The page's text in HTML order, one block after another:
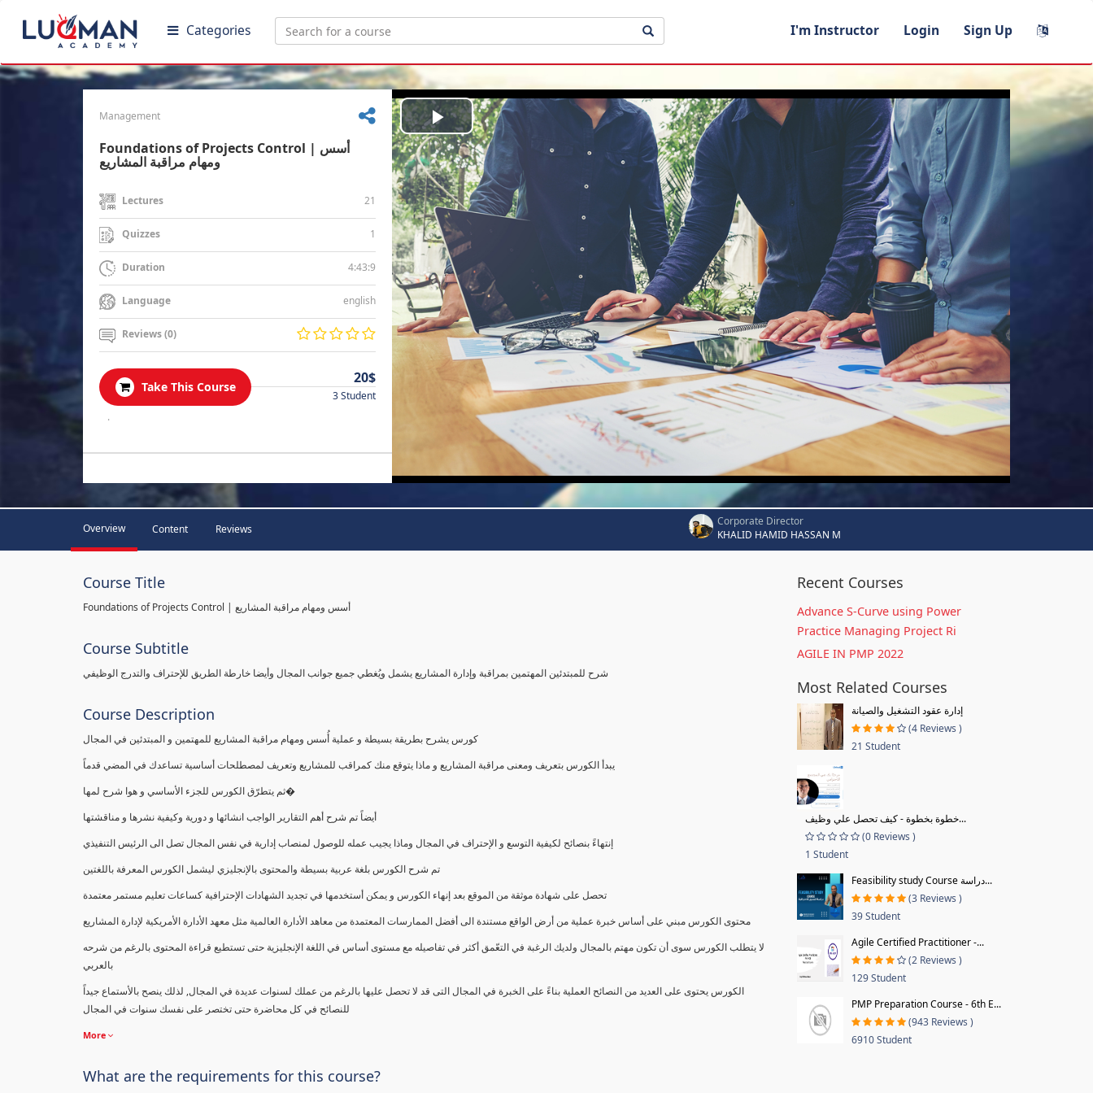
Categories I'm Instructor Login Sign Up
Management
Foundations of Projects Control | أسس
ومهام مراقبة المشاريع
Lectures 21
Quizzes 1
Duration 4:43:9
Language english
Reviews (0)
Take This Course
20$
3 Student
.
Play
Video
Overview Content Reviews
Corporate Director
KHALID HAMID HASSAN M
Course Title
Foundations of Projects Control | أسس ومهام مراقبة المشاريع
Course Subtitle
شرح للمبتدئين المهتمين بمراقبة وإدارة المشاريع يشمل ويُغطي جميع جوانب المجال وأيضا خارطة الطريق للإحتراف والتدرج الوظيفي
Course Description
كورس يشرح بطريقة بسيطة و عملية أُسس ومهام مراقبة المشاريع للمهتمين و المبتدئين في المجال
يبدأ الكورس بتعريف ومعنى مراقبة المشاريع و ماذا يتوقع منك كمراقب للمشاريع وتعريف لمصطلحات أساسية تساعدك في المضي قدماً
ثم يتطرّق الكورس للجزء الأساسي و هوا شرح لمها�
أيضاً تم شرح أهم التقارير الواجب انشائها و دورية وكيفية نشرها و مناقشتها
إنتهاءً بنصائح لكيفية التوسع و الإحتراف في المجال وماذا يجيب عمله للوصول لمنصاب إدارية في نفس المجال تصل الى الرئيس التنفيذي
تم شرح الكورس بلغة عربية بسيطة والمحتوى بالإنجليزي ليشمل الكورس المعرفة باللغتين
تحصل على شهادة موثقة من الموقع بعد إنهاء الكورس و يمكن أستخدمها في تجديد الشهادات الإحترافية كساعات تعليم مستمر معتمدة
محتوى الكورس مبني على أساس خبرة عملية من أرض الواقع مستندة الى أفضل الممارسات المعتمدة من معاهد الأدارة العالمية مثل معهد الأدارة الأمريكية لإدارة المشاريع
لا يتطلب الكورس سوى أن تكون مهتم بالمجال ولديك الرغبة في التعّمق أكثر في تفاصيله مع مستوى أساس في اللغة الإنجليزية حتى تستطيع قراءة المحتوى بالرغم من شرحه
بالعربي
الكورس يحتوى على العديد من النصائح العملية بناءً على الخبرة في المجال التى قد لا تحصل عليها بالرغم من عملك لسنوات عديدة في المجال, لذلك ينصح بالأستماع جيداً
للنصائح في كل محاضرة حتى تختصر على نفسك سنوات في المجال
More
What are the requirements for this course?
Recent Courses
Advance S-Curve using Power
Practice Managing Project Ri
AGILE IN PMP 2022
Most Related Courses
إدارة عقود التشغيل والصيانة
(4 Reviews )
21 Student
خطوة بخطوة - كيف تحصل علي وظيف...
(0 Reviews )
1 Student
Feasibility study Course دراسة...
(3 Reviews )
39 Student
Agile Certified Practitioner -...
(2 Reviews )
129 Student
PMP Preparation Course - 6th E...
(943 Reviews )
6910 Student